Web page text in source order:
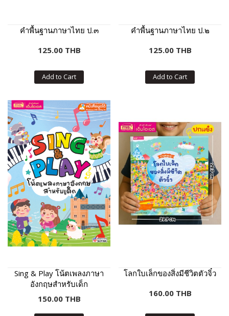
คำพื้นฐานภาษาไทย ป.๓
125.00 THB
Add to Cart
คำพื้นฐานภาษาไทย ป.๒
125.00 THB
Add to Cart
Sing & Play โน้ตเพลงภาษา
อังกฤษสำหรับเด็ก
150.00 THB
โลกใบเล็กของสิ่งมีชีวิตตัวจิ๋ว
160.00 THB